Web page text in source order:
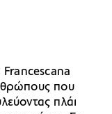
Francescana
που
πλάι